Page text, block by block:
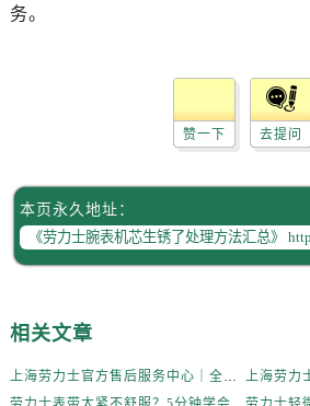
务。
赞一下 去提问
本页永久地址：
相关文章
上海劳力士官方售后服务中心｜全新维修门店地址及电话权威信息公示（2026年6月最新）